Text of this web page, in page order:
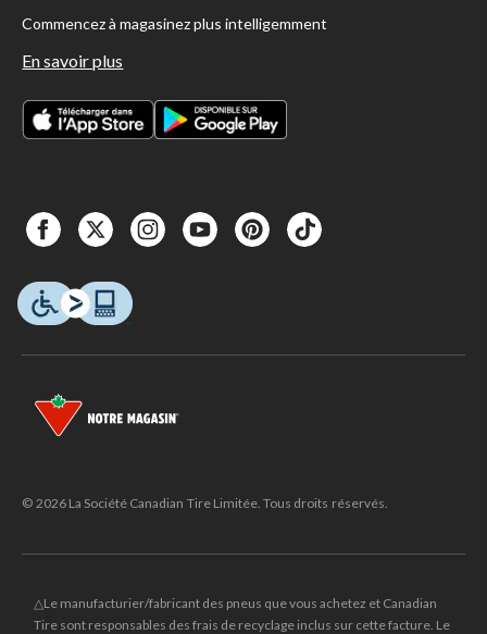
Commencez à magasinez plus intelligemment
En savoir plus
© 2026 La Société Canadian Tire Limitée. Tous droits réservés.
△Le manufacturier/fabricant des pneus que vous achetez et Canadian
Tire sont responsables des frais de recyclage inclus sur cette facture. Le